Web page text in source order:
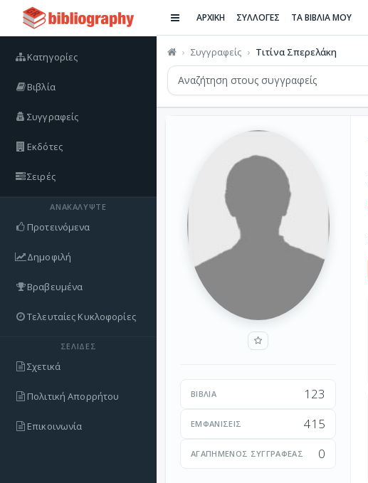
Κατηγορίες
Βιβλία
Συγγραφείς
Εκδότες
Σειρές
ΑΝΑΚΑΛΎΨΤΕ
Προτεινόμενα
Δημοφιλή
Βραβευμένα
Τελευταίες Κυκλοφορίες
ΣΕΛΊΔΕΣ
Σχετικά
Πολιτική Απορρήτου
Επικοινωνία
ΑΡΧΙΚΗ ΣΥΛΛΟΓΕΣ ΤΑ ΒΙΒΛΙΑ ΜΟΥ
Συγγραφείς Τιτίνα Σπερελάκη
ΒΙΒΛΊΑ 123
ΕΜΦΑΝΊΣΕΙΣ 415
ΑΓΑΠΗΜΈΝΟΣ ΣΥΓΓΡΑΦΈΑΣ 0